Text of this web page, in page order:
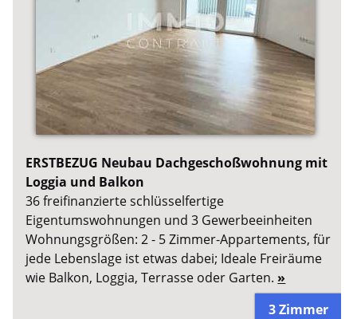
ERSTBEZUG Neubau Dachgeschoßwohnung mit
Loggia und Balkon
36 freifinanzierte schlüsselfertige
Eigentumswohnungen und 3 Gewerbeeinheiten
Wohnungsgrößen: 2 - 5 Zimmer-Appartements, für
jede Lebenslage ist etwas dabei; Ideale Freiräume
wie Balkon, Loggia, Terrasse oder Garten. »
3 Zimmer